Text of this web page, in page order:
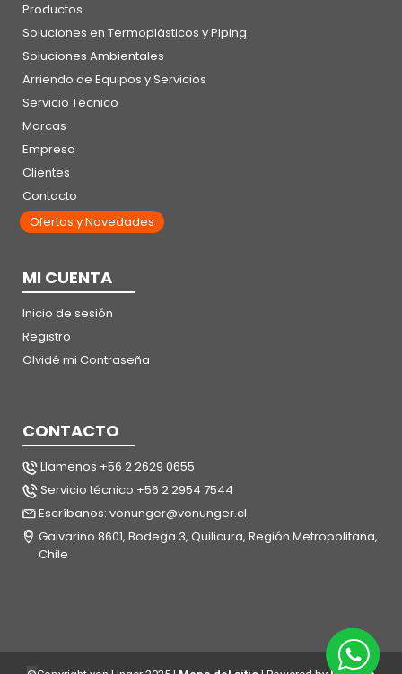
Productos
Soluciones en Termoplásticos y Piping
Soluciones Ambientales
Arriendo de Equipos y Servicios
Servicio Técnico
Marcas
Empresa
Clientes
Contacto
Ofertas y Novedades
MI CUENTA
Inicio de sesión
Registro
Olvidé mi Contraseña
CONTACTO
Llamenos +56 2 2629 0655
Servicio técnico +56 2 2954 7544
Escríbanos: vonunger@vonunger.cl
Galvarino 8601, Bodega 3, Quilicura, Región Metropolitana,
Chile